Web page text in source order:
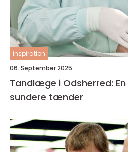
inspiration
06. September 2025
Tandlæge i Odsherred:
sundere tænder